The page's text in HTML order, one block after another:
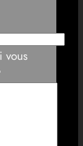
vous